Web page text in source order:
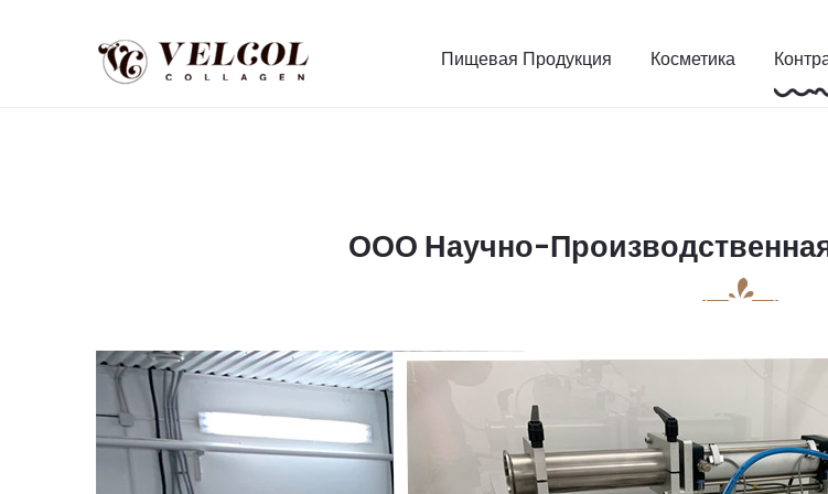
Пищевая Продукция Косметика
ООО Научно-